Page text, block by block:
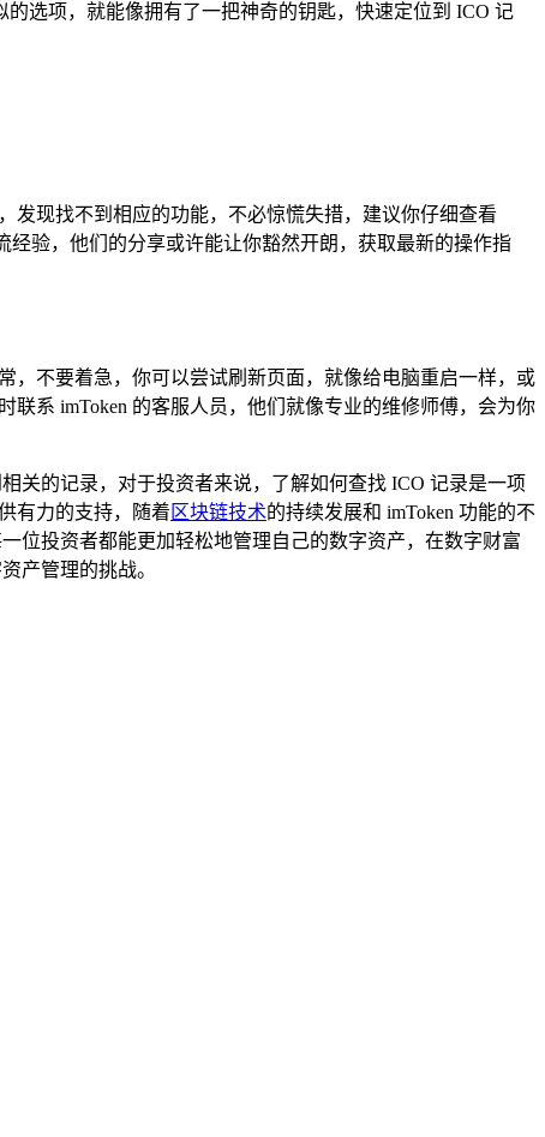
选项，就能像拥有了一把神奇的钥匙，快速定位到 ICO 记
发现找不到相应的功能，不必惊慌失措，建议你仔细查看
验，他们的分享或许能让你豁然开朗，获取最新的操作指
，不要着急，你可以尝试刷新页面，就像给电脑重启一样，或
系 imToken 的客服人员，他们就像专业的维修师傅，会为你
关的记录，对于投资者来说，了解如何查找 ICO 记录是一项
有力的支持，随着 区块链技术的持续发展和 imToken 功能的不
位投资者都能更加轻松地管理自己的数字资产，在数字财富
产管理的挑战。